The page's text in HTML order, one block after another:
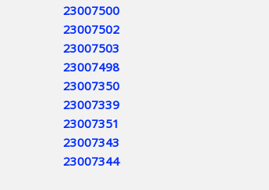
23007500
23007502
23007503
23007498
23007350
23007339
23007351
23007343
23007344